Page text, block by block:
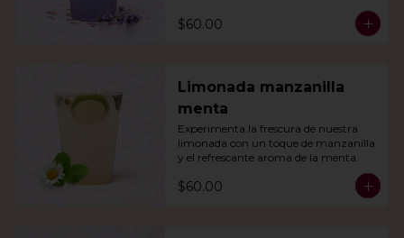
$60.00
Limonada manzanilla
menta
Experimenta la frescura de nuestra
limonada con un toque de manzanilla
y el refrescante aroma de la menta.
$60.00